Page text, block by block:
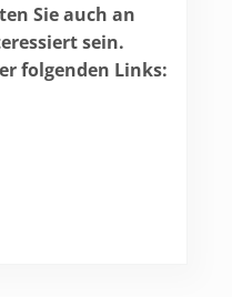
Sie auch an
sein.
folgenden Links: